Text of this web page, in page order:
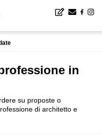
in
su proposte o
di architetto e